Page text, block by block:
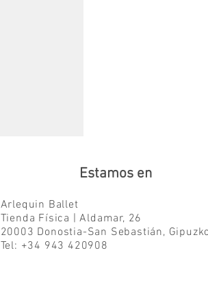
Estamos en
Arlequin Ballet
Tienda Física | Aldamar, 26
20003 Donostia-San Sebastián,
Tel: +34 943 420908